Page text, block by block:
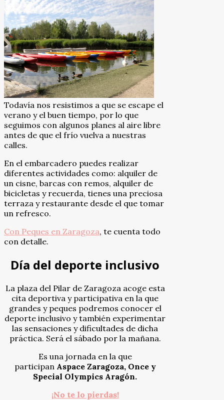
Todavía nos resistimos a que se escape el
verano y el buen tiempo, por lo que
seguimos con algunos planes al aire libre
antes de que el frío vuelva a nuestras
calles.
En el embarcadero puedes realizar
diferentes actividades como: alquiler de
un cisne, barcas con remos, alquiler de
bicicletas y recuerda, tienes una preciosa
terraza y restaurante desde el que tomar
un refresco.
Con Peques en Zaragoza, te cuenta todo
con detalle.
Día del deporte inclusivo
La plaza del Pilar de Zaragoza acoge esta
cita deportiva y participativa en la que
grandes y peques podremos conocer el
deporte inclusivo y también experimentar
las sensaciones y dificultades de dicha
práctica. Será el sábado por la mañana.
Es una jornada en la que
participan Aspace Zaragoza, Once y
Special Olympics Aragón.
¡No te lo pierdas!